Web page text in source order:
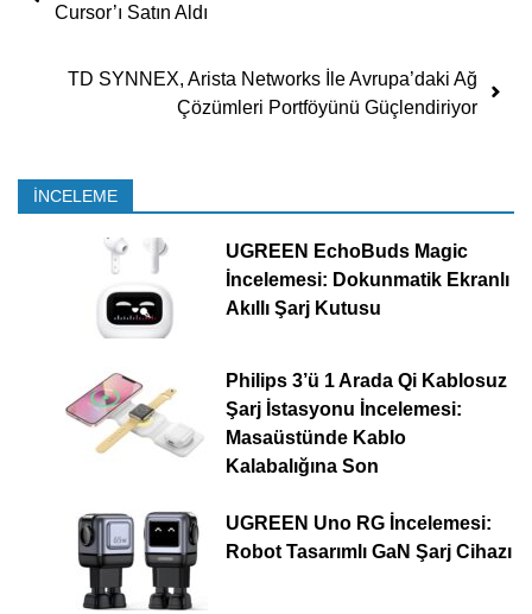
Cursor’ı Satın Aldı
TD SYNNEX, Arista Networks İle Avrupa’daki Ağ
Çözümleri Portföyünü Güçlendiriyor
İNCELEME
UGREEN EchoBuds Magic
İncelemesi: Dokunmatik Ekranlı
Akıllı Şarj Kutusu
Philips 3’ü 1 Arada Qi Kablosuz
Şarj İstasyonu İncelemesi:
Masaüstünde Kablo
Kalabalığına Son
UGREEN Uno RG İncelemesi:
Robot Tasarımlı GaN Şarj Cihazı